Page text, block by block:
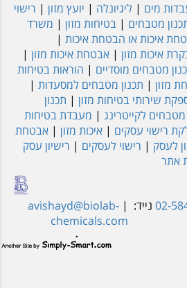
מים | ליגיונלה | יועץ מזון | רישוי
מטבחים | בטיחות מזון | משרד
איכות או הבטחת איכות |
איכות מזון | אבטחת איכות מזון |
מטבחים מוסדיים | הוראות בטיחות
מזון | תכנון מטבחים למסעדות |
שירותי בטיחות מזון | תכנון
מטבחים לקייטרינג | מעבדת בטיחות
רישוי עסקים | איכות מזון | אבטחת
לעסק | רישוי לעסקים | רישיון עסק
אתר
02- נייד: |
avishayd@biolab-
chemicals.com